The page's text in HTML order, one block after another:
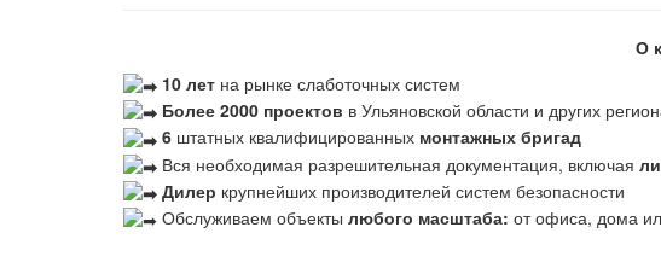
О
10 лет на рынке слаботочных систем
Более 2000 проектов в Ульяновской области и других
6 штатных квалифицированных монтажных бригад
Вся необходимая разрешительная документация, включая
Дилер крупнейших производителей систем безопасности
Обслуживаем объекты любого масштаба: от офиса, дома